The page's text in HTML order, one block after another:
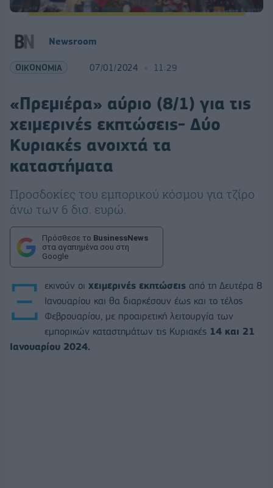
Newsroom
ΟΙΚΟΝΟΜΙΑ 07/01/2024 11:29
«Πρεμιέρα» αύριο (8/1) για τις
χειμερινές εκπτώσεις- Δύο
Κυριακές ανοιχτά τα
καταστήματα
Προσδοκίες του εμπορικού κόσμου για τζίρο
άνω των 6 δισ. ευρώ.
Πρόσθεσε το BusinessNews
στα αγαπημένα σου στη
Google
Ξ εκινούν οι χειμερινές εκπτώσεις από τη Δευτέρα 8
Ιανουαρίου και θα διαρκέσουν έως και το τέλος
Φεβρουαρίου, με προαιρετική λειτουργία των
εμπορικών καταστημάτων τις Κυριακές 14 και 21
Ιανουαρίου 2024.